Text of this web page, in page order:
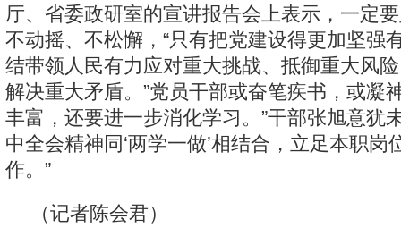
厅、省委政研室的宣讲报告会上表示，一定
不动摇、不松懈，“只有把党建设得更加坚强
结带领人民有力应对重大挑战、抵御重大风
解决重大矛盾。”党员干部或奋笔疾书，或凝
丰富，还要进一步消化学习。”干部张旭意犹
中全会精神同‘两学一做’相结合，立足本职岗
作。”
（记者陈会君）